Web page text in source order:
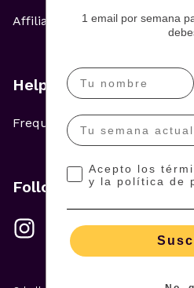
Affiliate and Advertising
Help
Frequently Asked Questions
Follow us
1 email por semana
Acepto los
y la política de